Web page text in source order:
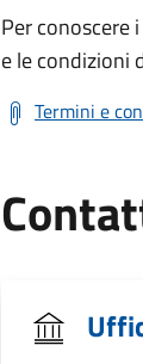
Per conoscere
e le condizioni
Termini e